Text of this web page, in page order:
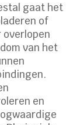
gaat het
of
overlopen
van het
en